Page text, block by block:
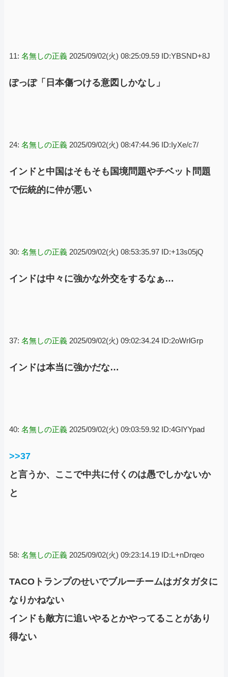
11: 名無しの正義 2025/09/02(火) 08:25:09.59 ID:YBSND+8J
ぽっぽ「日本傷つける意図しかなし」
24: 名無しの正義 2025/09/02(火) 08:47:44.96 ID:IyXe/c7/
インドと中国はそもそも国境問題やチベット問題
で伝統的に仲が悪い
30: 名無しの正義 2025/09/02(火) 08:53:35.97 ID:+13s05jQ
インドは中々に強かな外交をするなぁ…
37: 名無しの正義 2025/09/02(火) 09:02:34.24 ID:2oWrlGrp
インドは本当に強かだな…
40: 名無しの正義 2025/09/02(火) 09:03:59.92 ID:4GlYYpad
>>37
と言うか、ここで中共に付くのは愚でしかないか
と
58: 名無しの正義 2025/09/02(火) 09:23:14.19 ID:L+nDrqeo
TACOトランプのせいでブルーチームはガタガタに
なりかねない
インドも敵方に追いやるとかやってることがあり
得ない